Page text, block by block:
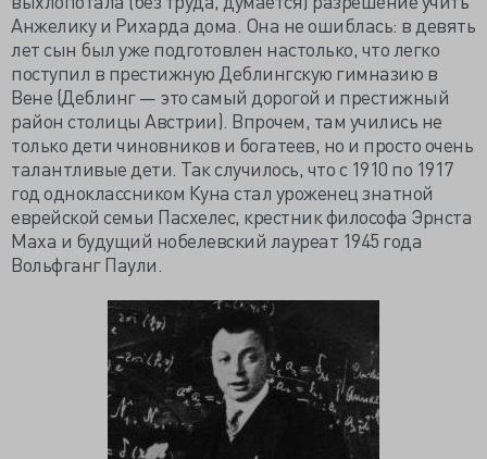
Анжелику и Рихарда дома. Она не ошиблась: в девять
лет сын был уже подготовлен настолько, что легко
поступил в престижную Деблингскую гимназию в
Вене (Деблинг — это самый дорогой и престижный
район столицы Австрии). Впрочем, там учились не
только дети чиновников и богатеев, но и просто очень
талантливые дети. Так случилось, что с 1910 по 1917
год одноклассником Куна стал уроженец знатной
еврейской семьи Пасхелес, крестник философа Эрнста
Маха и будущий нобелевский лауреат 1945 года
Вольфганг Паули.